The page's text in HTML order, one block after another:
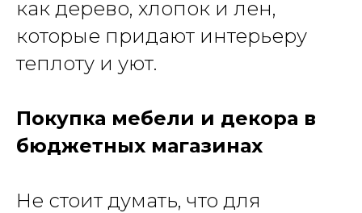
как дерево, хлопок и лен,
которые придают интерьеру
теплоту и уют.
Покупка мебели и декора в
бюджетных магазинах
Не стоит думать, что для